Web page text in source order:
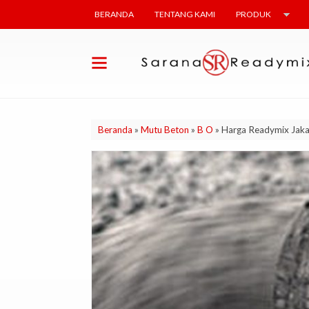
BERANDA TENTANG KAMI PRODUK
Beranda » Mutu Beton » B O » Harga Readymix